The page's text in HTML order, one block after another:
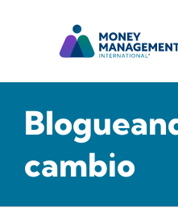
cambio